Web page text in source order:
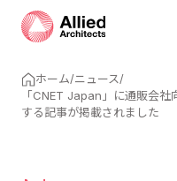
ホーム/ニュース/
「CNET Japan」に通販会
する記事が掲載されました